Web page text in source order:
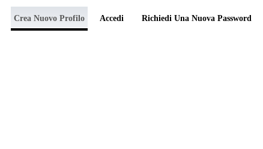
Crea Nuovo Profilo Accedi Richiedi Una Nuova Password